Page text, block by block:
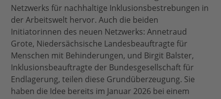
Netzwerks für nachhaltige Inklusionsbestrebungen in
der Arbeitswelt hervor. Auch die beiden
Initiatorinnen des neuen Netzwerks: Annetraud
Grote, Niedersächsische Landesbeauftragte für
Menschen mit Behinderungen, und Birgit Balster,
Inklusionsbeauftragte der Bundesgesellschaft für
Endlagerung, teilen diese Grundüberzeugung. Sie
haben die Idee bereits im Januar 2026 bei einem